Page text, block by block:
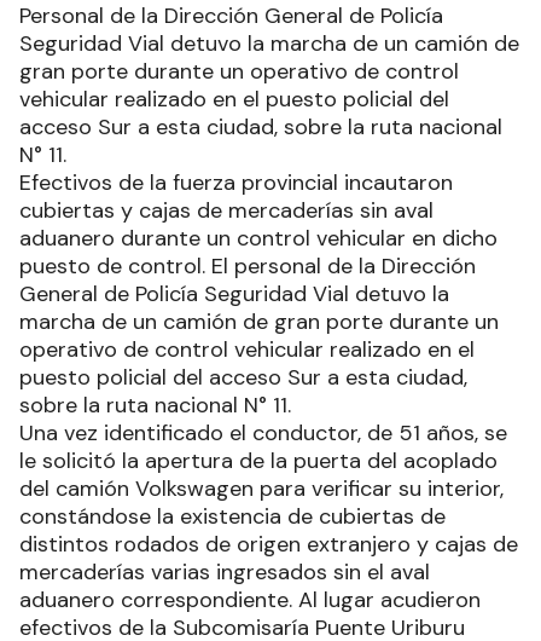
Personal de la Dirección General de Policía
Seguridad Vial detuvo la marcha de un camión de
gran porte durante un operativo de control
vehicular realizado en el puesto policial del
acceso Sur a esta ciudad, sobre la ruta nacional
N° 11.
Efectivos de la fuerza provincial incautaron
cubiertas y cajas de mercaderías sin aval
aduanero durante un control vehicular en dicho
puesto de control. El personal de la Dirección
General de Policía Seguridad Vial detuvo la
marcha de un camión de gran porte durante un
operativo de control vehicular realizado en el
puesto policial del acceso Sur a esta ciudad,
sobre la ruta nacional N° 11.
Una vez identificado el conductor, de 51 años, se
le solicitó la apertura de la puerta del acoplado
del camión Volkswagen para verificar su interior,
constándose la existencia de cubiertas de
distintos rodados de origen extranjero y cajas de
mercaderías varias ingresados sin el aval
aduanero correspondiente. Al lugar acudieron
efectivos de la Subcomisaría Puente Uriburu